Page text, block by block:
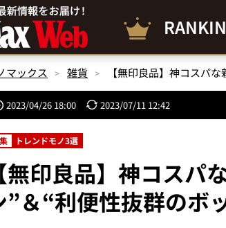
マックス 雑貨
2023/04/26 18:00 2023/07/11 12:42
トレンドモノ3選
【無印良品】神コスパ
”＆“利便性抜群のボ